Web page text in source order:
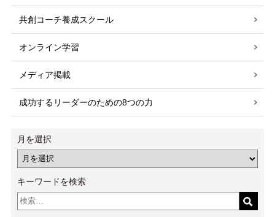
共創コーチ養成スクール
オンライン学習
メディア掲載
成功するリーダーのための8つの力
月を選択
キーワードを検索